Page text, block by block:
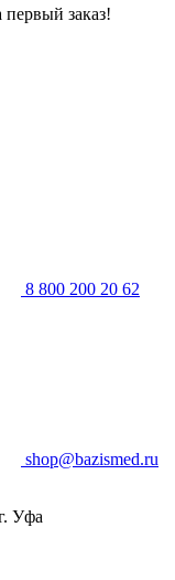
заказ!
8 800 200 20 62
shop@bazismed.ru
Уфа